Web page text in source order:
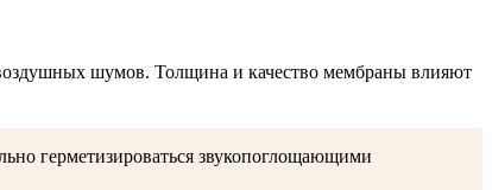
шумов. Толщина и качество мембраны влияют
герметизироваться звукопоглощающими